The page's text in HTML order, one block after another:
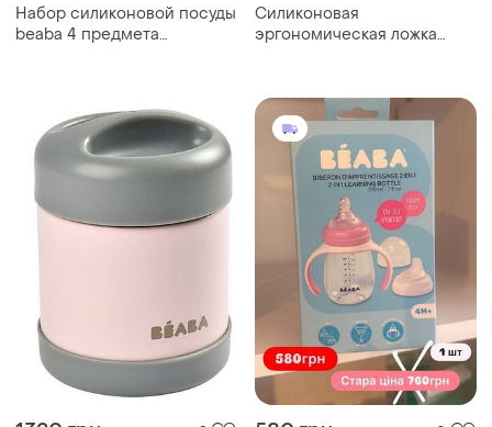
Набор силиконовой посуды
beaba 4 предмета
Силиконовая
эргономическая ложка